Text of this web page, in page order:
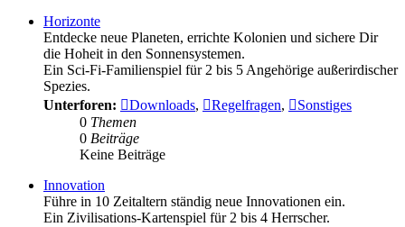
Horizonte
Entdecke neue Planeten, errichte Kolonien und sichere Dir
die Hoheit in den Sonnensystemen.
Ein Sci-Fi-Familienspiel für 2 bis 5 Angehörige außerirdischer
Spezies.
Unterforen:
Downloads, Regelfragen,
Sonstiges
0 Themen
0 Beiträge
Keine Beiträge
Innovation
Führe in 10 Zeitaltern ständig neue Innovationen ein.
Ein Zivilisations-Kartenspiel für 2 bis 4 Herrscher.